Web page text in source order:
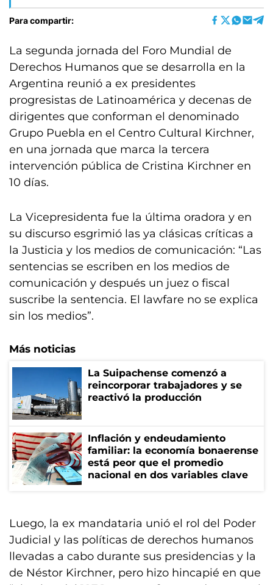
Para compartir:
La segunda jornada del Foro Mundial de
Derechos Humanos que se desarrolla en la
Argentina reunió a ex presidentes
progresistas de Latinoamérica y decenas de
dirigentes que conforman el denominado
Grupo Puebla en el Centro Cultural Kirchner,
en una jornada que marca la tercera
intervención pública de Cristina Kirchner en
10 días.
La Vicepresidenta fue la última oradora y en
su discurso esgrimió las ya clásicas críticas a
la Justicia y los medios de comunicación: “Las
sentencias se escriben en los medios de
comunicación y después un juez o fiscal
suscribe la sentencia. El lawfare no se explica
sin los medios”.
Más noticias
La Suipachense comenzó a
reincorporar trabajadores y se
reactivó la producción
Inflación y endeudamiento
familiar: la economía bonaerense
está peor que el promedio
nacional en dos variables clave
Luego, la ex mandataria unió el rol del Poder
Judicial y las políticas de derechos humanos
llevadas a cabo durante sus presidencias y la
de Néstor Kirchner, pero hizo hincapié en que